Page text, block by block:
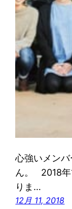
心強いメン
ん。 2018年
りま…
12月 11, 2018